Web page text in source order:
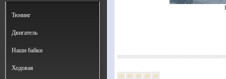
Тюнинг
Двигатель
Наши байки
Ходовая